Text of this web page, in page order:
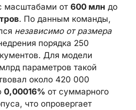
масштабами от 600 млн до
. По данным команды,
независимо от размера
порядка 250
Для модели
параметров такой
около 420 000
0,00016% от суммарного
что опровергает